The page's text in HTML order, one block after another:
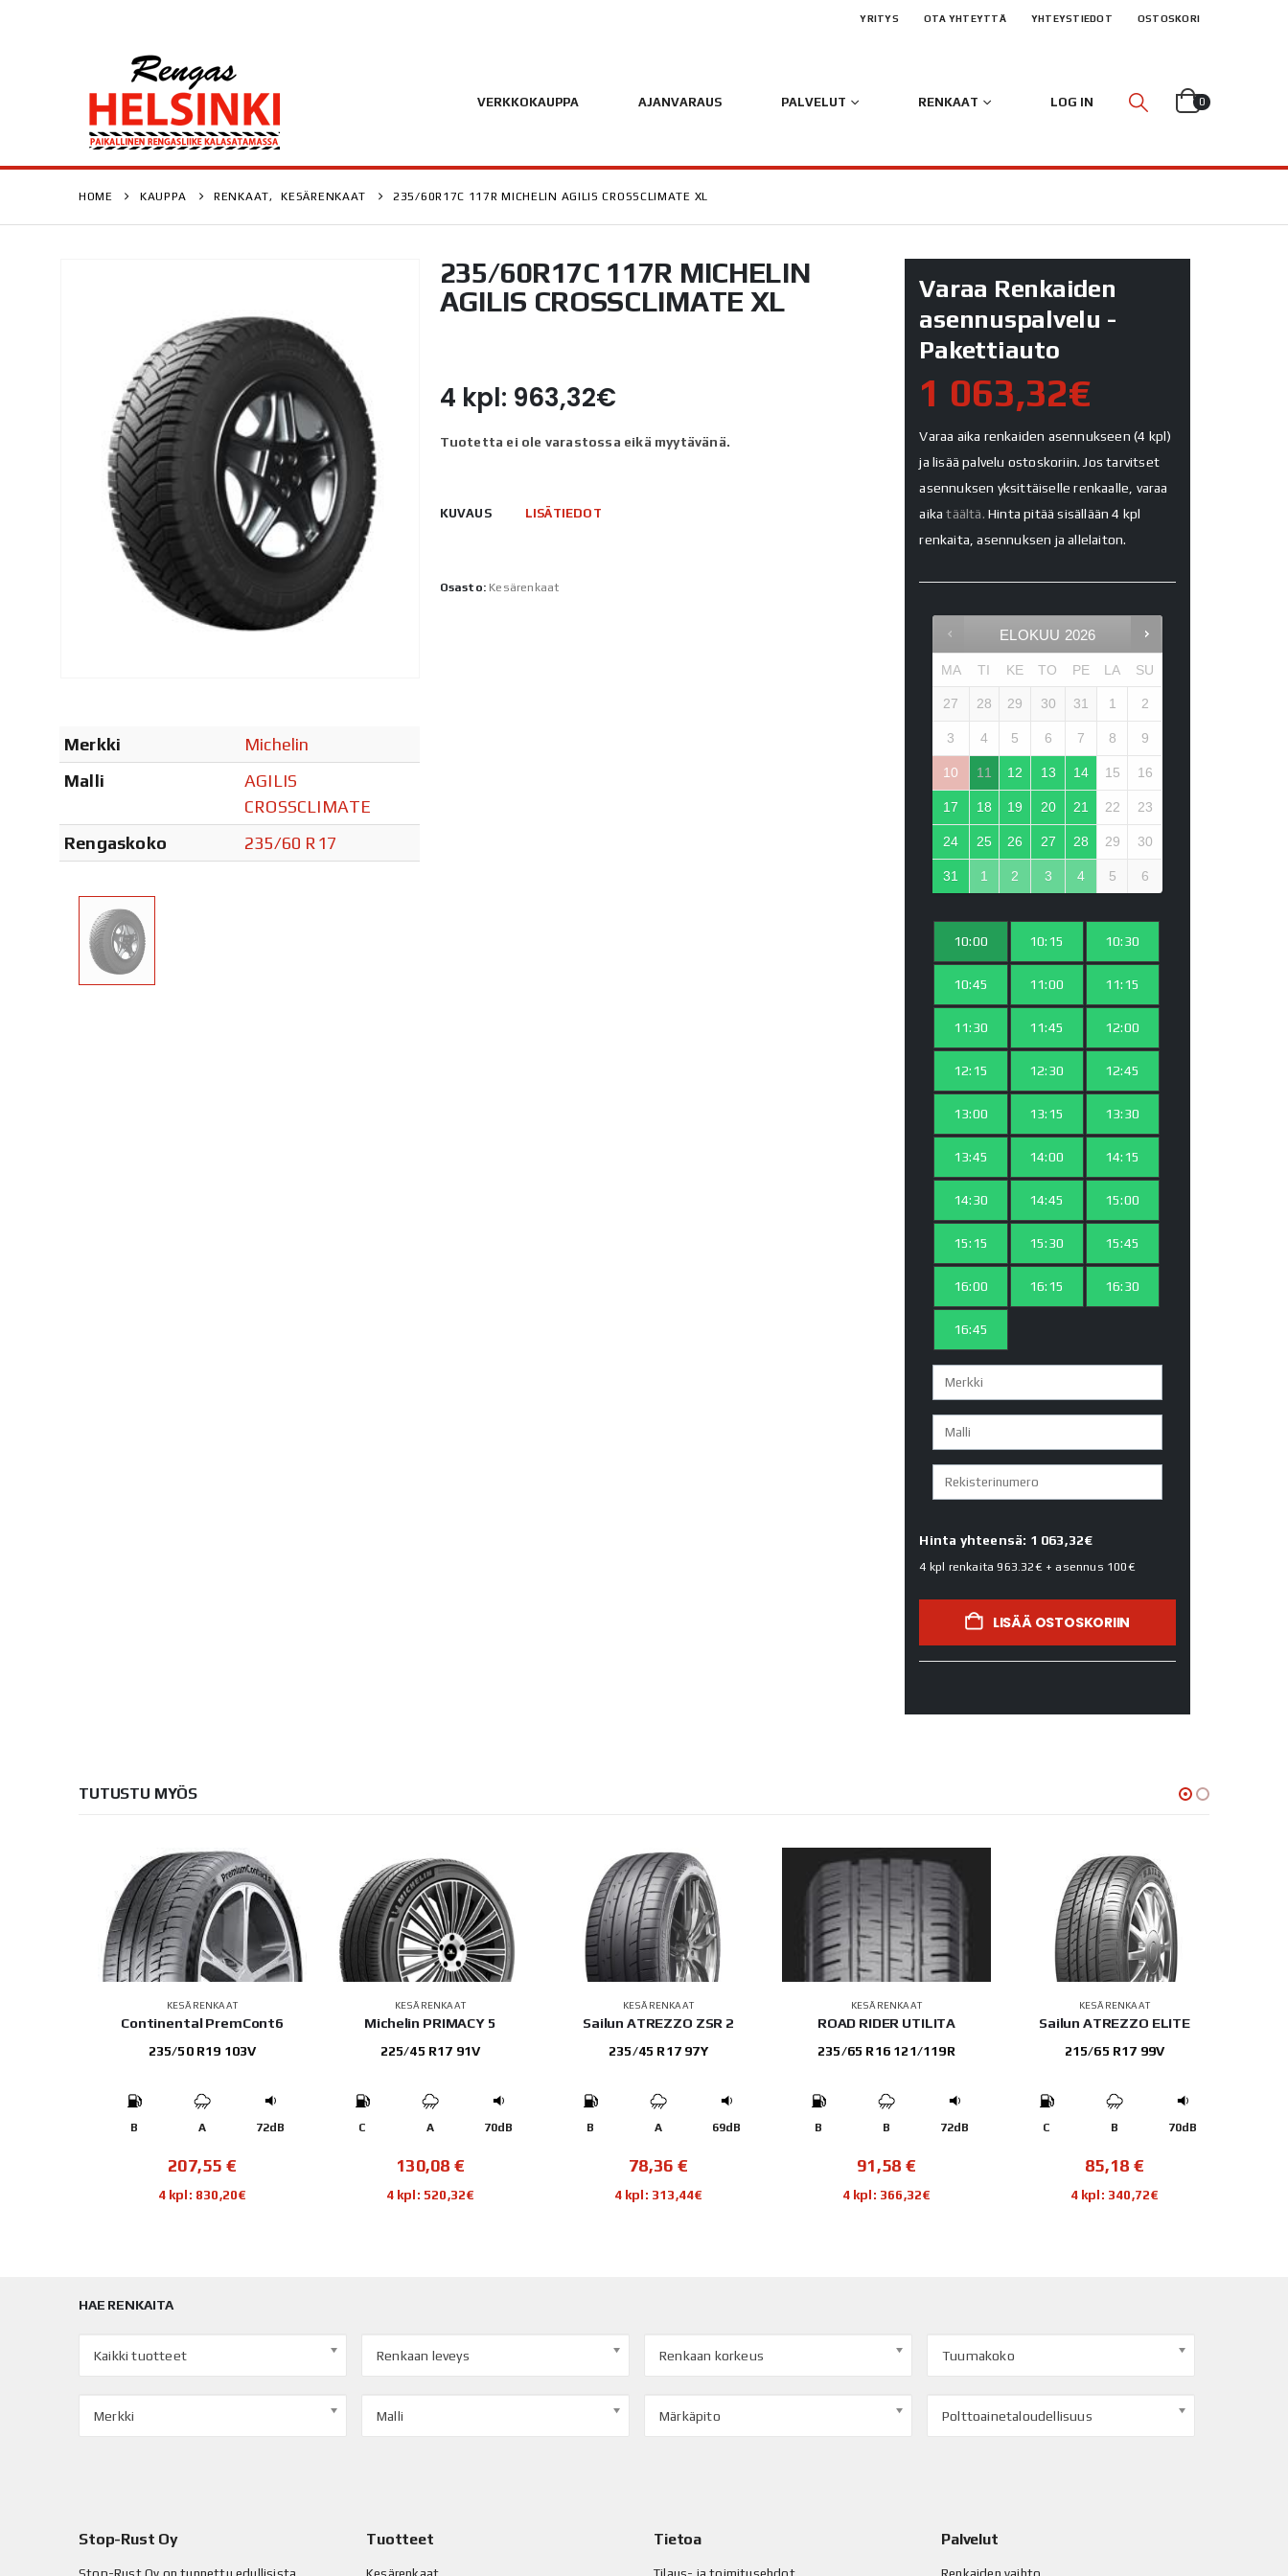
YRITYS OTA YHTEYTTÄ YHTEYSTIEDOT OSTOSKORI
VERKKOKAUPPA AJANVARAUS PALVELUT RENKAAT LOG IN 0
HOME KAUPPA RENKAAT, KESÄRENKAAT 235/60R17C 117R MICHELIN AGILIS CROSSCLIMATE XL
Merkki
Michelin
Malli
AGILIS
CROSSCLIMATE
Rengaskoko
235/60 R17
235/60R17C 117R MICHELIN
AGILIS CROSSCLIMATE XL
4 kpl: 963,32€
Tuotetta ei ole varastossa eikä myytävänä.
KUVAUS LISÄTIEDOT
Osasto: Kesärenkaat
Varaa Renkaiden
asennuspalvelu -
Pakettiauto
1 063,32€
Varaa aika renkaiden asennukseen (4 kpl)
ja lisää palvelu ostoskoriin. Jos tarvitset
asennuksen yksittäiselle renkaalle, varaa
aikatäältä. Hinta pitää sisällään 4 kpl
renkaita, asennuksen ja allelaiton.
ELOKUU 2026
MA TI KE TO PE LA SU
27 28 29 30 31 1 2
3 4 5 6 7 8 9
10 11 12 13 14 15 16
17 18 19 20 21 22 23
24 25 26 27 28 29 30
31 1 2 3 4 5 6
10:00 10:15 10:30
10:45 11:00 11:15
11:30 11:45 12:00
12:15 12:30 12:45
13:00 13:15 13:30
13:45 14:00 14:15
14:30 14:45 15:00
15:15 15:30 15:45
16:00 16:15 16:30
16:45
Hinta yhteensä: 1 063,32€
4 kpl renkaita963.32€+ asennus 100€
LISÄÄ OSTOSKORIIN
TUTUSTU MYÖS
KESÄRENKAAT
Continental PremCont6
235/50 R19 103V
B A 72dB
207,55 €
4 kpl: 830,20€
KESÄRENKAAT
Michelin PRIMACY 5
225/45 R17 91V
C A 70dB
130,08 €
4 kpl: 520,32€
KESÄRENKAAT
Sailun ATREZZO ZSR 2
235/45 R17 97Y
B A 69dB
78,36 €
4 kpl: 313,44€
KESÄRENKAAT
ROAD RIDER UTILITA
235/65 R16 121/119R
B B 72dB
91,58 €
4 kpl: 366,32€
KESÄRENKAAT
Sailun ATREZZO ELITE
215/65 R17 99V
C B 70dB
85,18 €
4 kpl: 340,72€
HAE RENKAITA
Kaikki tuotteet Renkaan leveys Renkaan korkeus Tuumakoko
Merkki Malli Märkäpito Polttoainetaloudellisuus
Stop-Rust Oy Tuotteet Tietoa Palvelut